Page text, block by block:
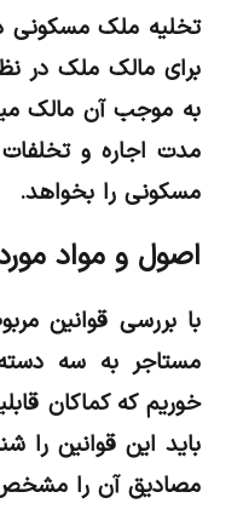
تخلیه ملک مسکونی
برای مالک ملک در
به موجب آن مالک
مدت اجاره و
مسکونی را بخواهد.
اصول و مواد
با بررسی قوانین
مستاجر به سه
خوریم که کماکان
باید این قوانین را
مصادیق آن را